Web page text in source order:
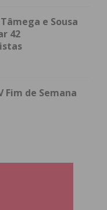
e Sousa
42
Fim de Semana